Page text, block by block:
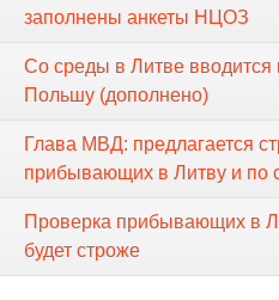
заполнены анкеты НЦОЗ
Со среды в Литве вводится
Польшу (дополнено)
Глава МВД: предлагается
прибывающих в Литву и по
Проверка прибывающих в
будет строже